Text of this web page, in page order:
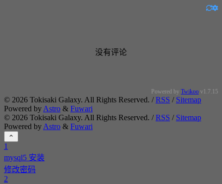
没有评论
Powered by Twikoo v1.7.15
© 2026 Tokisaki Galaxy. All Rights Reserved. /RSS / Sitemap
Powered by Astro & Fuwari
© 2026 Tokisaki Galaxy. All Rights Reserved. /RSS / Sitemap
Powered by Astro & Fuwari
1
mysql5 安装
修改密码
2